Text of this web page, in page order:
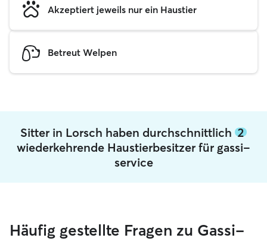
Akzeptiert jeweils nur ein Haustier
Betreut Welpen
Sitter in Lorsch haben durchschnittlich 2
wiederkehrende Haustierbesitzer für gassi-
service
Häufig gestellte Fragen zu Gassi-